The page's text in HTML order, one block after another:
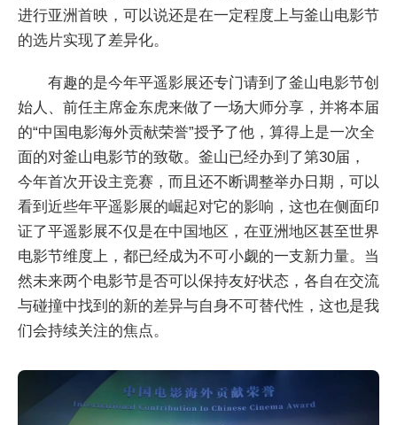
进行亚洲首映，可以说还是在一定程度上与釜山电影节
的选片实现了差异化。
有趣的是今年平遥影展还专门请到了釜山电影节创
始人、前任主席金东虎来做了一场大师分享，并将本届
的“中国电影海外贡献荣誉”授予了他，算得上是一次全
面的对釜山电影节的致敬。釜山已经办到了第30届，
今年首次开设主竞赛，而且还不断调整举办日期，可以
看到近些年平遥影展的崛起对它的影响，这也在侧面印
证了平遥影展不仅是在中国地区，在亚洲地区甚至世界
电影节维度上，都已经成为不可小觑的一支新力量。当
然未来两个电影节是否可以保持友好状态，各自在交流
与碰撞中找到的新的差异与自身不可替代性，这也是我
们会持续关注的焦点。